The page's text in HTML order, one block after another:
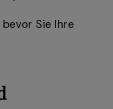
Sie Ihre